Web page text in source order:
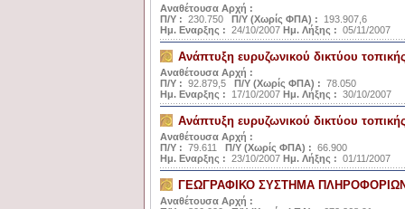
Αναθέτουσα Αρχή :
Π/Υ : 230.750 Π/Υ (Χωρίς ΦΠΑ) :
193.907,6
Ημ. Εναρξης : 24/10/2007 Ημ. Λήξης : 05/11/2007
Ανάπτυξη ευρυζωνικού δικτύου
Αναθέτουσα Αρχή :
Π/Υ : 92.879,5 Π/Υ (Χωρίς ΦΠΑ) : 78.050
Ημ. Εναρξης :
17/10/2007 Ημ. Λήξης : 30/10/2007
Ανάπτυξη ευρυζωνικού δικτύου
Αναθέτουσα Αρχή :
Π/Υ : 79.611 Π/Υ (Χωρίς ΦΠΑ) : 66.900
Ημ. Εναρξης : 23/10/2007 Ημ. Λήξης : 01/11/2007
ΓΕΩΓΡΑΦΙΚΟ ΣΥΣΤΗΜΑ
Αναθέτουσα Αρχή :